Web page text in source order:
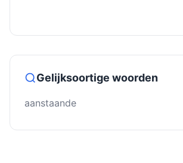
Gelijksoortige woorden
aanstaande